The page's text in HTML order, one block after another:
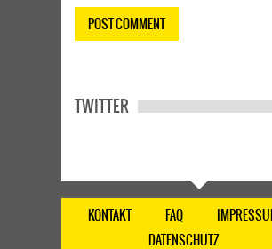
TWITTER
KONTAKT FAQ
DATENSCHUTZ